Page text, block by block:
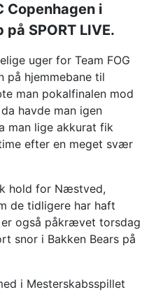
Copenhagen i
SPORT LIVE.
uger for Team FOG
på hjemmebane til
man pokalfinalen mod
havde man igen
man lige akkurat fik
efter en meget svær
hold for Næstved,
de tidligere har haft
også påkrævet torsdag
snor i Bakken Bears på
i Mesterskabsspillet